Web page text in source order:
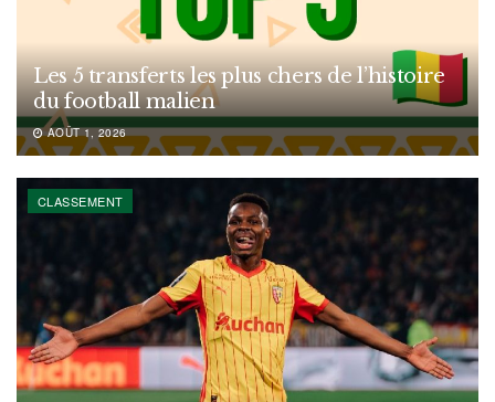
Les 5 transferts les plus chers de l’histoire
du football malien
AOÛT 1, 2026
CLASSEMENT